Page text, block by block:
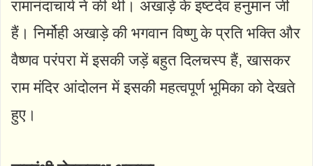
रामानंदाचार्य ने की थी। अखाड़े के इष्टदेव हनुमान जी
हैं। निर्मोही अखाड़े की भगवान विष्णु के प्रति भक्ति और
वैष्णव परंपरा में इसकी जड़ें बहुत दिलचस्प हैं, खासकर
राम मंदिर आंदोलन में इसकी महत्वपूर्ण भूमिका को देखते
हुए।